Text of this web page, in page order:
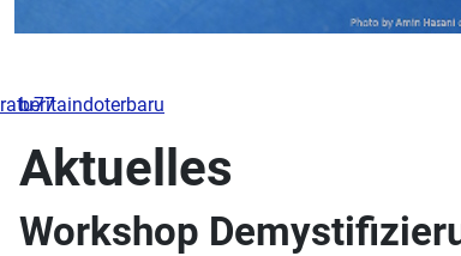
ratu77
Aktuelles
Workshop
beritaindoterbaru